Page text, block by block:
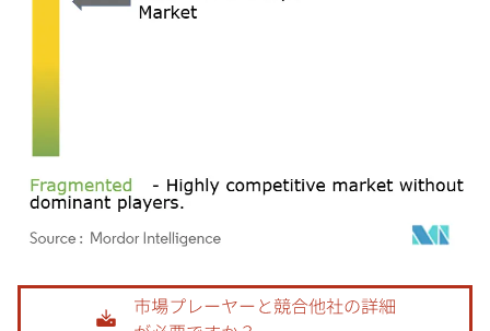
画像 © Mordor Intelligence。再利用にはCC BY 4.0の表示が必要です。